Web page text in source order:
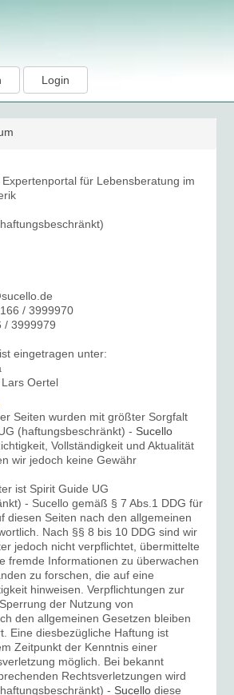
Login
für Lebensberatung im
/ 3999970
/ 3999979
eingetragen unter:
Oertel
Seiten wurden mit größter Sorgfalt
(haftungsbeschränkt) - Sucello
Vollständigkeit und Aktualität
wir jedoch keine Gewähr
ist Spirit Guide UG
- Sucello gemäß § 7 Abs.1 DDG für
diesen Seiten nach den allgemeinen
Nach §§ 8 bis 10 DDG sind wir
jedoch nicht verpflichtet, übermittelte
fremde Informationen zu überwachen
zu forschen, die auf eine
hinweisen. Verpflichtungen zur
der Nutzung von
den allgemeinen Gesetzen bleiben
Eine diesbezügliche Haftung ist
Zeitpunkt der Kenntnis einer
möglich. Bei bekannt
Rechtsverletzungen wird
- Sucello diese